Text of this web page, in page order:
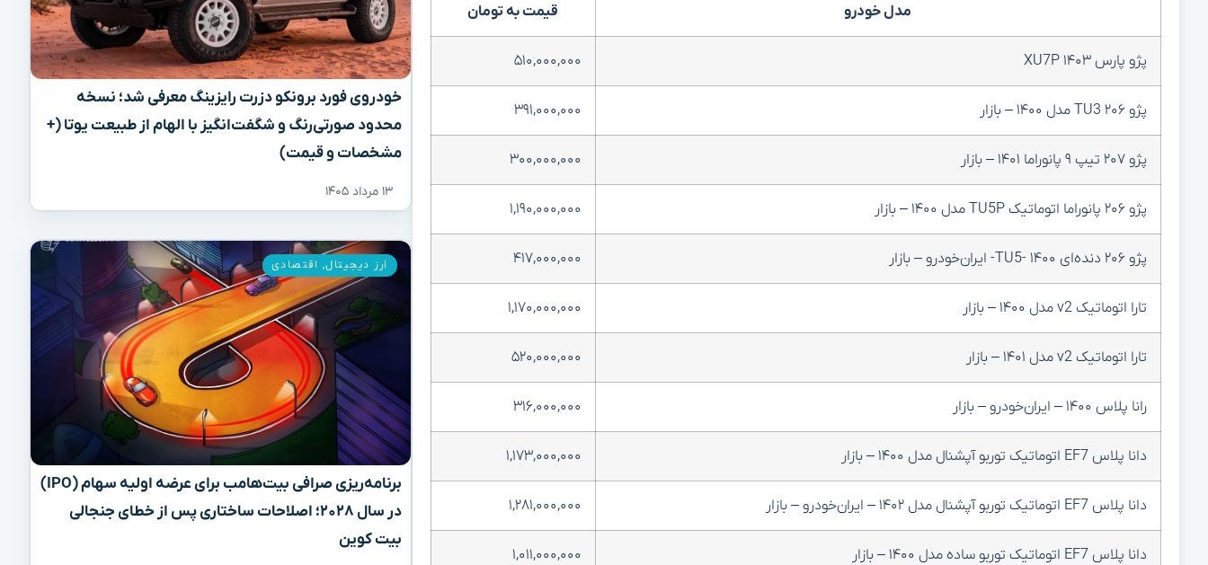
خودروی فورد برونکو دزرت رایزینگ معرفی شد؛ نسخه
محدود صورتی‌رنگ و شگفت‌انگیز با الهام از طبیعت یوتا (+
مشخصات و قیمت)
۱۳ مرداد ۱۴۰۵
برنامه‌ریزی صرافی بیت‌هامب برای عرضه اولیه سهام (IPO)
در سال ۲۰۲۸؛ اصلاحات ساختاری پس از خطای جنجالی
بیت کوین
ارز دیجیتال, اقتصادی
مدل خودرو قیمت به تومان
پژو پارس XU7P ۱۴۰۳ ۵۱۰,۰۰۰,۰۰۰
پژو ۲۰۶ TU3 مدل ۱۴۰۰ – بازار ۳۹۱,۰۰۰,۰۰۰
پژو ۲۰۷ تیپ ۹ پانوراما ۱۴۰۱ – بازار ۳۰۰,۰۰۰,۰۰۰
پژو ۲۰۶ پانوراما اتوماتیک TU5P مدل ۱۴۰۰ – بازار ۱,۱۹۰,۰۰۰,۰۰۰
پژو ۲۰۶ دنده‌ای TU5- ۱۴۰۰- ایران‌خودرو – بازار ۴۱۷,۰۰۰,۰۰۰
تارا اتوماتیک v2 مدل ۱۴۰۰ – بازار ۱,۱۷۰,۰۰۰,۰۰۰
تارا اتوماتیک v2 مدل ۱۴۰۱ – بازار ۵۲۰,۰۰۰,۰۰۰
رانا پلاس ۱۴۰۰ – ایران‌خودرو – بازار ۳۱۶,۰۰۰,۰۰۰
دانا پلاس EF7 اتوماتیک توربو آپشنال مدل ۱۴۰۰ – بازار ۱,۱۷۳,۰۰۰,۰۰۰
دانا پلاس EF7 اتوماتیک توربو آپشنال مدل ۱۴۰۲ – ایران‌خودرو – بازار ۱,۲۸۱,۰۰۰,۰۰۰
دانا پلاس EF7 اتوماتیک توربو ساده مدل ۱۴۰۰ – بازار ۱,۰۱۱,۰۰۰,۰۰۰